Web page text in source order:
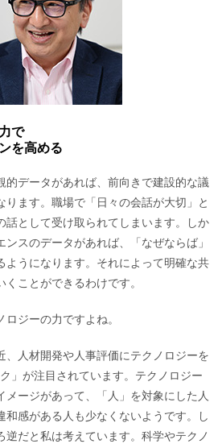
で
を高める
的データがあれば、前向きで建設的な議
ります。職場で「日々の会話が大切」と
話として受け取られてしまいます。しか
ンスのデータがあれば、「なぜならば」
ようになります。それによって明確な共
ことができるわけです。
ジーの力ですよね。
、人材開発や人事評価にテクノロジーを
」が注目されています。テクノロジー
メージがあって、「人」を対象にした人
和感がある人も少なくないようです。し
逆だと私は考えています。科学やテクノ